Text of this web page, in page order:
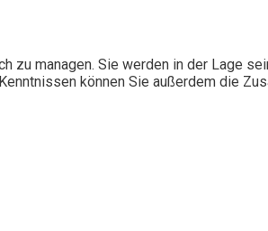
managen. Sie werden in der Lage
können Sie außerdem die